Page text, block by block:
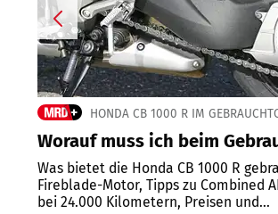
HONDA CB 1000 R IM
Worauf muss ich beim
Was bietet die Honda CB 1000 R
Fireblade-Motor, Tipps zu Combined
bei 24.000 Kilometern, Preisen und...